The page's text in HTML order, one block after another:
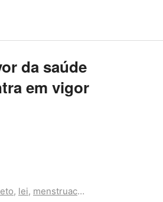
da saúde
em vigor
, lei, menstruacao